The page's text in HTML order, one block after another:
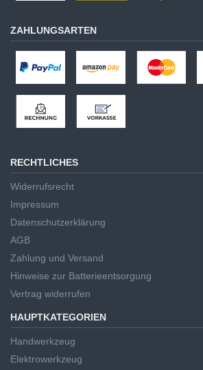
ZAHLUNGSARTEN
RECHTLICHES
Widerrufsrecht
Impressum
Datenschutzerklärung
AGB
Zahlung und Versand
Hinweise zur Batterieentsorgung
Vertrag widerrufen
HAUPTKATEGORIEN
Handwerkzeug
Elektrowerkzeug